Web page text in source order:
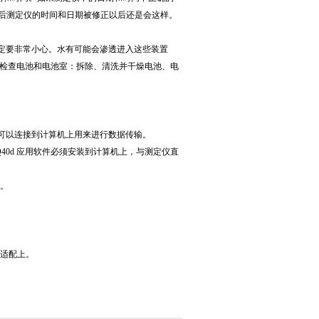
定仪的时间和日期被修正以后还是会这样。
要非常小心。水有可能会渗透进入这些装置
查电池和电池室：拆除、清洗并干燥电池、电
连接到计算机上用来进行数据传输。
应用软件必须安装到计算机上，与测定仪直
配上。